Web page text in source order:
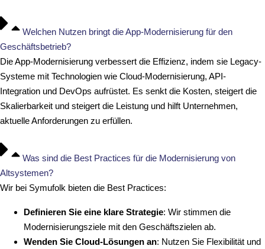
Welchen Nutzen bringt die App-Modernisierung für den
Geschäftsbetrieb?
Die App-Modernisierung verbessert die Effizienz, indem sie Legacy-
Systeme mit Technologien wie Cloud-Modernisierung, API-
Integration und DevOps aufrüstet. Es senkt die Kosten, steigert die
Skalierbarkeit und steigert die Leistung und hilft Unternehmen,
aktuelle Anforderungen zu erfüllen.
Was sind die Best Practices für die Modernisierung von
Altsystemen?
Wir bei Symufolk bieten die Best Practices:
Definieren Sie eine klare Strategie: Wir stimmen die
Modernisierungsziele mit den Geschäftszielen ab.
Wenden Sie Cloud-Lösungen an: Nutzen Sie Flexibilität und